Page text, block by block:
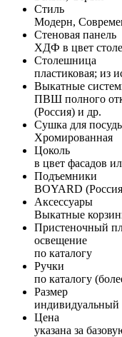
Стиль
Модерн,
Стеновая панель
ХДФ в цвет
Столешница
пластиковая; из
Выкатные
ПВШ полного
(Россия) и др.
Сушка для
Хромированная
Цоколь
в цвет фасадов
Подъемники
BOYARD
Аксессуары
Выкатные
Пристеночный
освещение
по каталогу
Ручки
по каталогу
Размер
индивидуальный
Цена
указана за